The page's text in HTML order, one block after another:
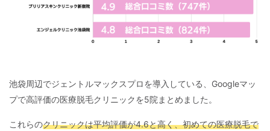
池袋周辺でジェントルマックスプロを導入している、Googleマッ
プで高評価の医療脱毛クリニックを5院まとめました。
これらのクリニックは平均評価が4.6と高く、初めての医療脱毛で